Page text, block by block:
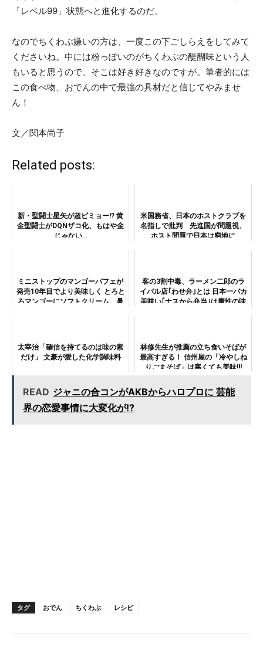
「レベル99」状態へと進化するのだ。
なのでちくわぶ嫌いの方は、一度この下ごしらえをしてみて
くださいね。中には粉っぽいのがちくわぶの醍醐味という人
もいると思うので、そこは好き好きなのですが。筆者的には
この食べ物、おでんの中で最強の具材だと信じてやみませ
ん！
文／関本尚子
Related posts:
新・聖闘士星矢が超ビミョー!? 黄
金聖闘士がDQNザコ化、もはや金
じゃない…
米国務省、日本のホストクラブを
名指しで批判 先進国が問題視、
ホスト問題で日本は窮地に
ミニストップのマンゴーパフェが
発売10年目でより美味しく とろと
ろマンゴーにソフトクリーム、暑
客の3割中毒、ラーメン二郎のラ
イバル店｢わせ弁｣とは 日本一バカ
美味い｢ナスから弁当｣は魔性の味
太宰治「確信を持てるのは味の素
だけ」 文豪が愛した化学調味料
林修先生が推薦の立ち食いそばが
最高すぎる！ 信州屋の「冷やしね
りごまそば」は寒くても美味!!!
READ ジャニの合コンがAKBからハロプロに 芸能
界の恋愛事情に大変化が!?
タグ おでん ちくわぶ レシピ